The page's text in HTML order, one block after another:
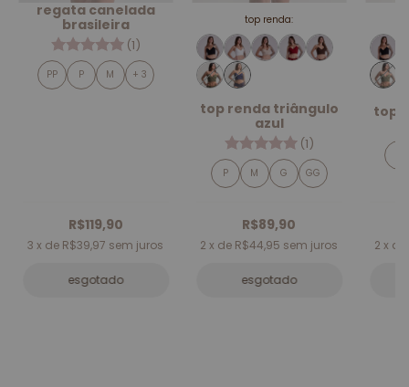
regata canelada
brasileira
(1)
PP P M + 3
R$119,90
3 x de R$39,97 sem juros
esgotado
top renda:
top renda triângulo
azul
(1)
P M G GG
R$89,90
2 x de R$44,95 sem juros
esgotado
top
2 x de